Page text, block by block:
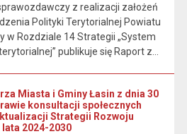
z realizacji założeń
Polityki Terytorialnej Powiatu
w Rozdziale 14 Strategii „System
publikuje się Raport z...
Miasta i Gminy Łasin z dnia 30
konsultacji społecznych
Strategii Rozwoju
lata 2024-2030